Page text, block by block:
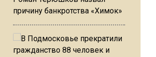
причину банкротства «Химок»